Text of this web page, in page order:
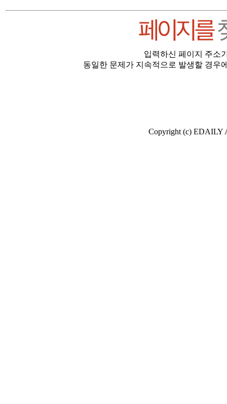
입력하신 페이지 주소
동일한 문제가 지속적으로 발생할 경우
Copyright (c) EDAILY